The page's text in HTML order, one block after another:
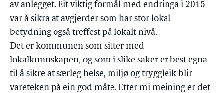
av anlegget. Eit viktig formål med endringa i 2015
var å sikra at avgjerder som har stor lokal
betydning også treffest på lokalt nivå.
Det er kommunen som sitter med
lokalkunnskapen, og som i slike saker er best egna
til å sikre at særleg helse, miljø og tryggleik blir
vareteken på ein god måte. Etter mi meining er det